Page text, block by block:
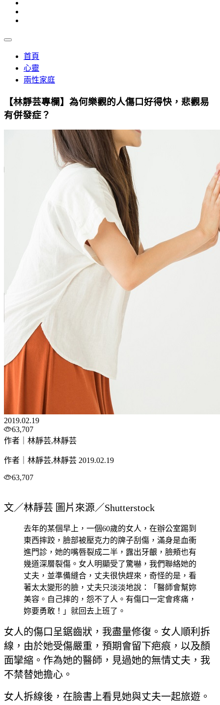
首頁
心靈
兩性家庭
【林靜芸專欄】為何樂觀的人傷口好得快，悲觀易
有併發症？
2019.02.19
63,707
作者｜林靜芸,林靜芸
作者｜林靜芸,林靜芸 2019.02.19
63,707
文／林靜芸 圖片來源／Shutterstock
去年的某個早上，一個60歲的女人，在辦公室踢到
東西摔跤，臉部被壓克力的牌子刮傷，滿身是血衝
進門診，她的嘴唇裂成二半，露出牙齦，臉頰也有
幾道深層裂傷。女人明顯受了驚嚇，我們聯絡她的
丈夫，並準備縫合，丈夫很快趕來，奇怪的是，看
著太太變形的臉，丈夫只淡淡地說：「醫師會幫妳
美容。自己摔的，怨不了人。有傷口一定會疼痛，
妳要勇敢！」就回去上班了。
女人的傷口呈鋸齒狀，我盡量修復。女人順利拆
線，由於她受傷嚴重，預期會留下疤痕，以及顏
面攣縮。作為她的醫師，見過她的無情丈夫，我
不禁替她擔心。
女人拆線後，在臉書上看見她與丈夫一起旅遊。